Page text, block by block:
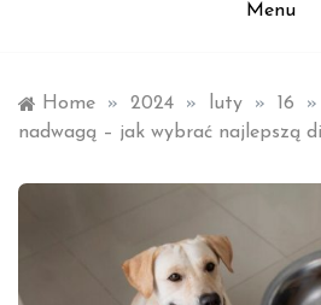
Menu
Home » 2024 » luty » 16 »
nadwagą – jak wybrać najlepszą